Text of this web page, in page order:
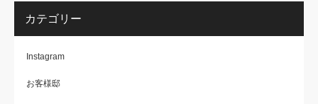
カテゴリー
Instagram
お客様邸